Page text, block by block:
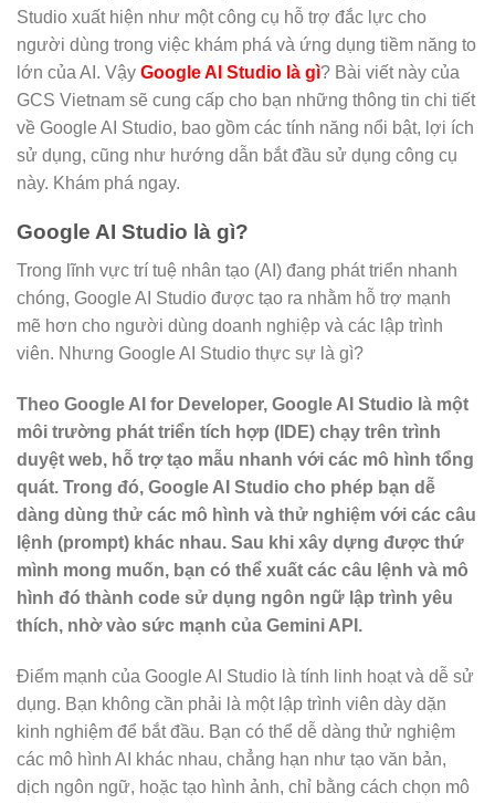
Studio xuất hiện như một công cụ hỗ trợ đắc lực cho
người dùng trong việc khám phá và ứng dụng tiềm năng to
lớn của AI. Vậy Google AI Studio là gì? Bài viết này của
GCS Vietnam sẽ cung cấp cho bạn những thông tin chi tiết
về Google AI Studio, bao gồm các tính năng nổi bật, lợi ích
sử dụng, cũng như hướng dẫn bắt đầu sử dụng công cụ
này. Khám phá ngay.
Google AI Studio là gì?
Trong lĩnh vực trí tuệ nhân tạo (AI) đang phát triển nhanh
chóng, Google AI Studio được tạo ra nhằm hỗ trợ mạnh
mẽ hơn cho người dùng doanh nghiệp và các lập trình
viên. Nhưng Google AI Studio thực sự là gì?
Theo Google AI for Developer, Google AI Studio là một
môi trường phát triển tích hợp (IDE) chạy trên trình
duyệt web, hỗ trợ tạo mẫu nhanh với các mô hình tổng
quát. Trong đó, Google AI Studio cho phép bạn dễ
dàng dùng thử các mô hình và thử nghiệm với các câu
lệnh (prompt) khác nhau. Sau khi xây dựng được thứ
mình mong muốn, bạn có thể xuất các câu lệnh và mô
hình đó thành code sử dụng ngôn ngữ lập trình yêu
thích, nhờ vào sức mạnh của Gemini API.
Điểm mạnh của Google AI Studio là tính linh hoạt và dễ sử
dụng. Bạn không cần phải là một lập trình viên dày dặn
kinh nghiệm để bắt đầu. Bạn có thể dễ dàng thử nghiệm
các mô hình AI khác nhau, chẳng hạn như tạo văn bản,
dịch ngôn ngữ, hoặc tạo hình ảnh, chỉ bằng cách chọn mô